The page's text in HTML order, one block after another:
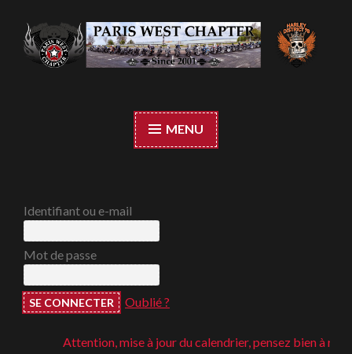
Accéder
au
contenu
MENU
Identifiant ou e-mail
Mot de passe
Oublié ?
Attention, mise à jour du calendrier, pensez bien à